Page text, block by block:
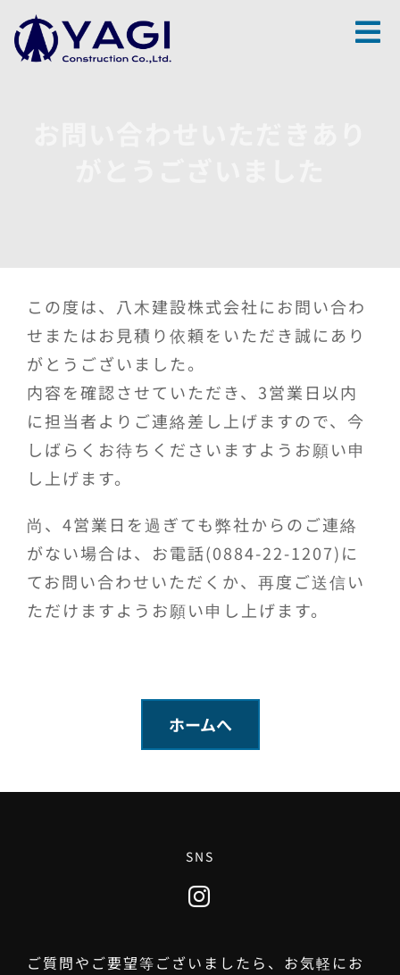
Skip
to
content
この度は、八木建設株式会社にお問い合わ
せまたはお見積り依頼をいただき誠にあり
がとうございました。
内容を確認させていただき、3営業日以内
に担当者よりご連絡差し上げますので、今
しばらくお待ちくださいますようお願い申
し上げます。
尚、4営業日を過ぎても弊社からのご連絡
がない場合は、お電話(0884-22-1207)に
てお問い合わせいただくか、再度ご送信い
ただけますようお願い申し上げます。
ホームへ
SNS
ご質問やご要望等ございましたら、お気軽にお